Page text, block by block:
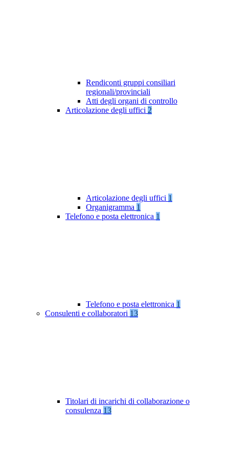
Rendiconti gruppi consiliari
regionali/provinciali
Atti degli organi di controllo
Articolazione degli uffici 2
Articolazione degli uffici 1
Organigramma 1
Telefono e posta elettronica 1
Telefono e posta elettronica 1
Consulenti e collaboratori 13
Titolari di incarichi di collaborazione o
consulenza 13